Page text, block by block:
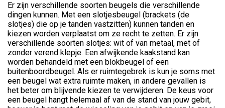
Er zijn verschillende soorten beugels die verschillende
dingen kunnen. Met een slotjesbeugel (brackets (de
slotjes) die op je tanden vastzitten) kunnen tanden en
kiezen worden verplaatst om ze recht te zetten. Er zijn
verschillende soorten slotjes: wit of van metaal, met of
zonder verend klepje. Een afwijkende kaakstand kan
worden behandeld met een blokbeugel of een
buitenboordbeugel. Als er ruimtegebrek is kun je soms met
een beugel wat extra ruimte maken, in andere gevallen is
het beter om blijvende kiezen te verwijderen. De keus voor
een beugel hangt helemaal af van de stand van jouw gebit,